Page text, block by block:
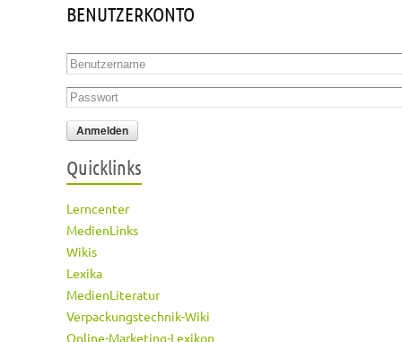
BENUTZERKONTO
Benutzername
Passwort
Quicklinks
Lerncenter
MedienLinks
Wikis
Lexika
MedienLiteratur
Verpackungstechnik-Wiki
Online-Marketing-Lexikon